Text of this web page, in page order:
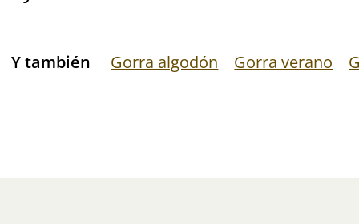
Y también Gorra algodón Gorra verano